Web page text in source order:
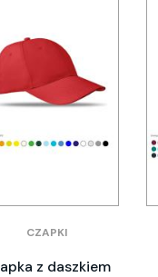
CZAPKI
z daszkiem